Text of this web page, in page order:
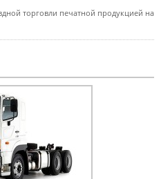
торговли печатной продукцией на